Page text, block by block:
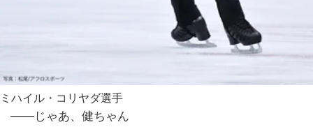
ミハイル・コリヤダ選手
——じゃあ、健ちゃん